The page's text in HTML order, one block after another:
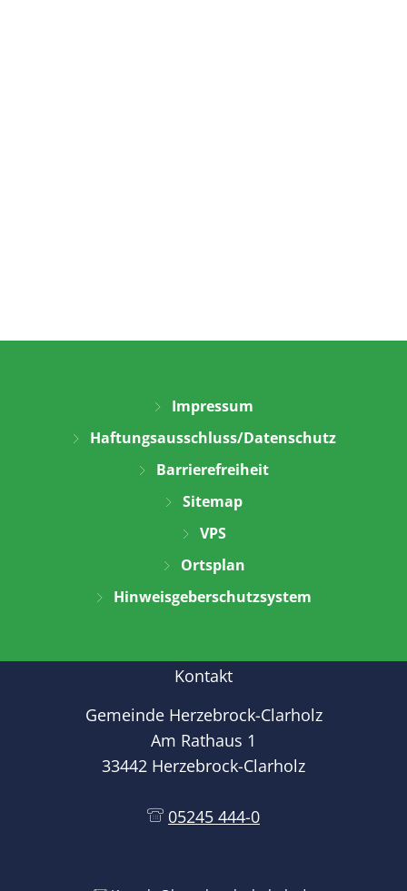
Impressum
Haftungsausschluss/Datenschutz
Barrierefreiheit
Sitemap
VPS
Ortsplan
Hinweisgeberschutzsystem
Kontakt
Gemeinde Herzebrock-Clarholz
Am Rathaus 1
33442 Herzebrock-Clarholz
05245 444-0